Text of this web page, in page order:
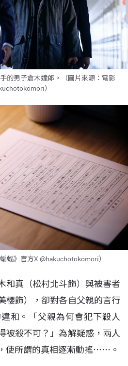
的男子倉木達郎。（圖片來源：電影
）
蝠》官方X @hakuchotokomori）
和真（松村北斗飾）與被害者
櫻飾），卻對各自父親的言行
和。「父親為何會犯下殺人
被殺不可？」為解疑惑，兩人
使所謂的真相逐漸動搖⋯⋯。